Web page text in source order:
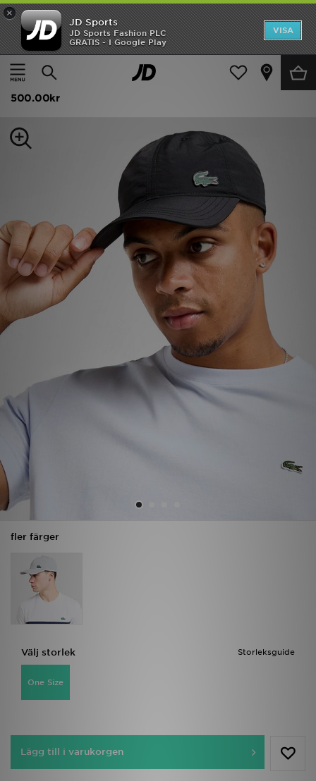
×
JD Sports
JD Sports Fashion PLC
GRATIS - I Google Play
VISA
Hem
Dam Damaccessoarer Kepsar och Beanies
Lacoste Small Logo Cap
500.00kr
fler färger
Storleksguide
Välj storlek
One Size
Lägg till i varukorgen
Hem
Rea
Dam
Bästsäljare
Sport
Fotboll
Mitt JD
Mina meddelanden
Kundservice